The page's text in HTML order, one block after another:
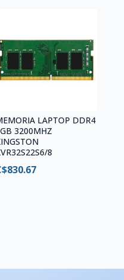
LAPTOP DDR4
3200MHZ
8
830.67